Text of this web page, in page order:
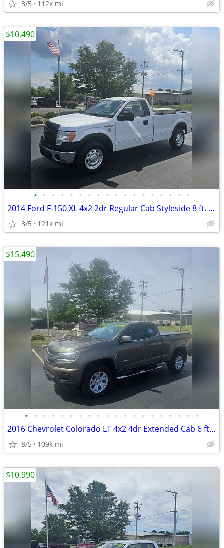
8/5 112k mi
• • • • • • • • • • • • • • • • • •
2014 Ford F-150 XL 4x2 2dr Regular Cab Styleside 8 ft. LB
8/5 121k mi
$10,490
• • • • • • • • • • • • • • • • • • • •
2016 Chevrolet Colorado LT 4x2 4dr Extended Cab 6 ft. LB
8/5 109k mi
$15,490
$10,990